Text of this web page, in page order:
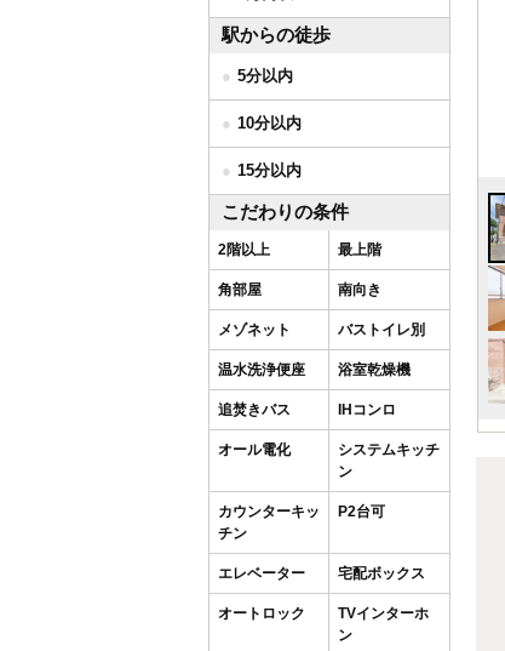
駅からの徒歩
5分以内
10分以内
15分以内
こだわりの条件
2階以上 最上階
角部屋 南向き
メゾネット バストイレ別
温水洗浄便座 浴室乾燥機
追焚きバス IHコンロ
オール電化
システムキッチ
ン
カウンターキッ
チン
P2台可
エレベーター 宅配ボックス
オートロック
TVインターホ
ン